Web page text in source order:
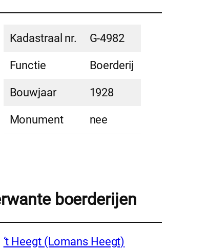
Kadastraal nr. G-4982
Functie Boerderij
Bouwjaar 1928
Monument nee
boerderijen
‘t Heegt (Lomans Heegt)